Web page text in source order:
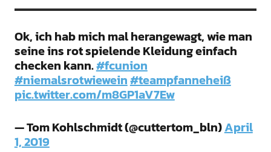
Ok, ich hab mich mal herangewagt, wie man
seine ins rot spielende Kleidung einfach
checken kann.#fcunion
#niemalsrotwiewein#teampfanneheiß
pic.twitter.com/m8GP1aV7Ew
— Tom Kohlschmidt (@cuttertom_bln)April
1, 2019